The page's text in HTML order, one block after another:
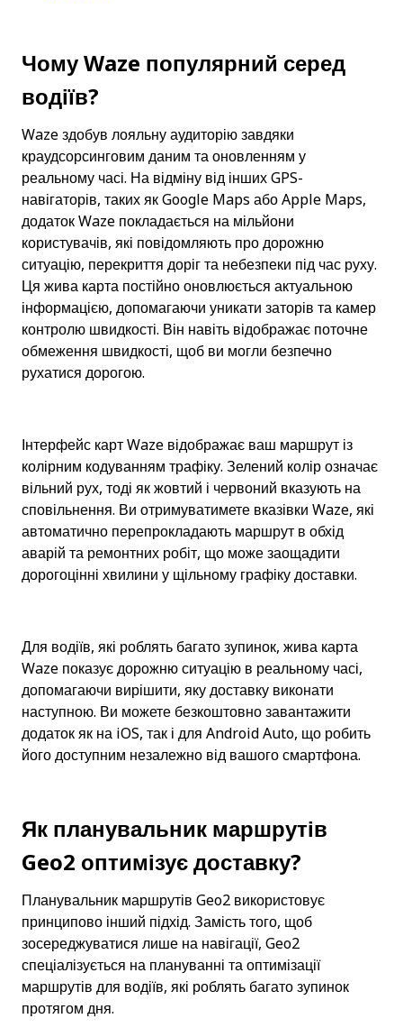
Чому Waze популярний серед
водіїв?
Waze здобув лояльну аудиторію завдяки
краудсорсинговим даним та оновленням у
реальному часі. На відміну від інших GPS-
навігаторів, таких як Google Maps або Apple Maps,
додаток Waze покладається на мільйони
користувачів, які повідомляють про дорожню
ситуацію, перекриття доріг та небезпеки під час руху.
Ця жива карта постійно оновлюється актуальною
інформацією, допомагаючи уникати заторів та камер
контролю швидкості. Він навіть відображає поточне
обмеження швидкості, щоб ви могли безпечно
рухатися дорогою.
Інтерфейс карт Waze відображає ваш маршрут із
колірним кодуванням трафіку. Зелений колір означає
вільний рух, тоді як жовтий і червоний вказують на
сповільнення. Ви отримуватимете вказівки Waze, які
автоматично перепрокладають маршрут в обхід
аварій та ремонтних робіт, що може заощадити
дорогоцінні хвилини у щільному графіку доставки.
Для водіїв, які роблять багато зупинок, жива карта
Waze показує дорожню ситуацію в реальному часі,
допомагаючи вирішити, яку доставку виконати
наступною. Ви можете безкоштовно завантажити
додаток як на iOS, так і для Android Auto, що робить
його доступним незалежно від вашого смартфона.
Як планувальник маршрутів
Geo2 оптимізує доставку?
Планувальник маршрутів Geo2 використовує
принципово інший підхід. Замість того, щоб
зосереджуватися лише на навігації, Geo2
спеціалізується на плануванні та оптимізації
маршрутів для водіїв, які роблять багато зупинок
протягом дня.